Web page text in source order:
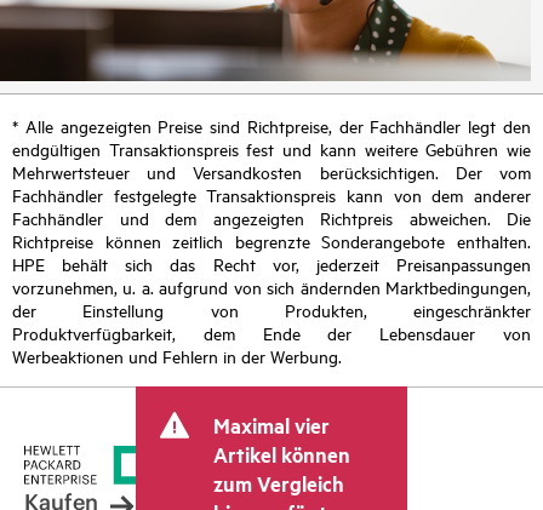
* Alle angezeigten Preise sind Richtpreise, der Fachhändler legt den
endgültigen Transaktionspreis fest und kann weitere Gebühren wie
Mehrwertsteuer und Versandkosten berücksichtigen. Der vom
Fachhändler festgelegte Transaktionspreis kann von dem anderer
Fachhändler und dem angezeigten Richtpreis abweichen. Die
Richtpreise können zeitlich begrenzte Sonderangebote enthalten.
HPE behält sich das Recht vor, jederzeit Preisanpassungen
vorzunehmen, u. a. aufgrund von sich ändernden Marktbedingungen,
der Einstellung von Produkten, eingeschränkter
Produktverfügbarkeit, dem Ende der Lebensdauer von
Werbeaktionen und Fehlern in der Werbung.
Maximal vier
Artikel können
zum Vergleich
Kaufen